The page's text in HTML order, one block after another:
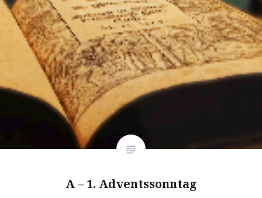
A – 1. Adventssonntag